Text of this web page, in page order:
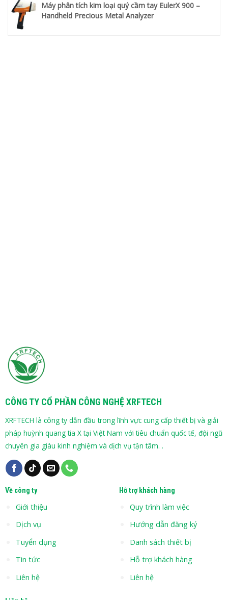
Máy phân tích kim loại quý cầm tay EulerX 900 –
Handheld Precious Metal Analyzer
CÔNG TY CỔ PHẦN CÔNG NGHỆ XRFTECH
XRFTECH là công ty dẫn đầu trong lĩnh vực cung cấp thiết bị và giải
pháp huỳnh quang tia X tại Việt Nam với tiêu chuẩn quốc tế, đội ngũ
chuyên gia giàu kinh nghiệm và dịch vụ tận tâm. .
Về công ty
Giới thiệu
Dịch vụ
Tuyển dụng
Tin tức
Liên hệ
Hỗ trợ khách hàng
Quy trình làm việc
Hướng dẫn đăng ký
Danh sách thiết bị
Hỗ trợ khách hàng
Liên hệ